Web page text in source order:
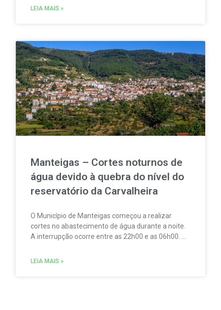
de Serviços e Comércio do Oeste, em Torres
LEIA MAIS »
Manteigas – Cortes noturnos de
água devido à quebra do nível do
reservatório da Carvalheira
O Município de Manteigas começou a realizar
cortes no abastecimento de água durante a noite.
A interrupção ocorre entre as 22h00 e as 06h00. A
do nível do reservatório da Carvalheira,
LEIA MAIS »